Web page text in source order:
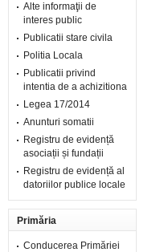
Alte informaţii de
interes public
Publicatii stare civila
Politia Locala
Publicatii privind
intentia de a achizitiona
Legea 17/2014
Anunturi somatii
Registru de evidență
asociații și fundații
Registru de evidență al
datoriilor publice locale
Primăria
Conducerea Primăriei